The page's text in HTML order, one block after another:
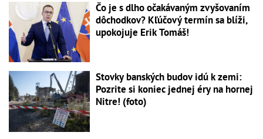
Čo je s dlho očakávaným zvyšovaním
dôchodkov? Kľúčový termín sa blíži,
upokojuje Erik Tomáš!
Stovky banských budov idú k zemi:
Pozrite si koniec jednej éry na hornej
Nitre! (foto)